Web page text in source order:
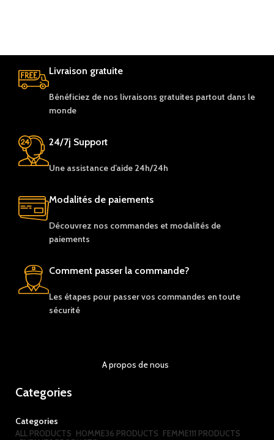
Livraison gratuite
Bénéficiez de nos livraisons gratuites partout dans le
monde
24/7j Support
Une assistance d’aide 24h/24h
Modalités de paiements
Découvrez nos commandes et modalités de
paiements
Comment passer la commande?
Les étapes pour passer vos commandes en toute
sécurité
A propos de nous
Categories
Categories
ALL PRODUCTS HOMME36 PRODUCTS FEMME111 PRODUCTS